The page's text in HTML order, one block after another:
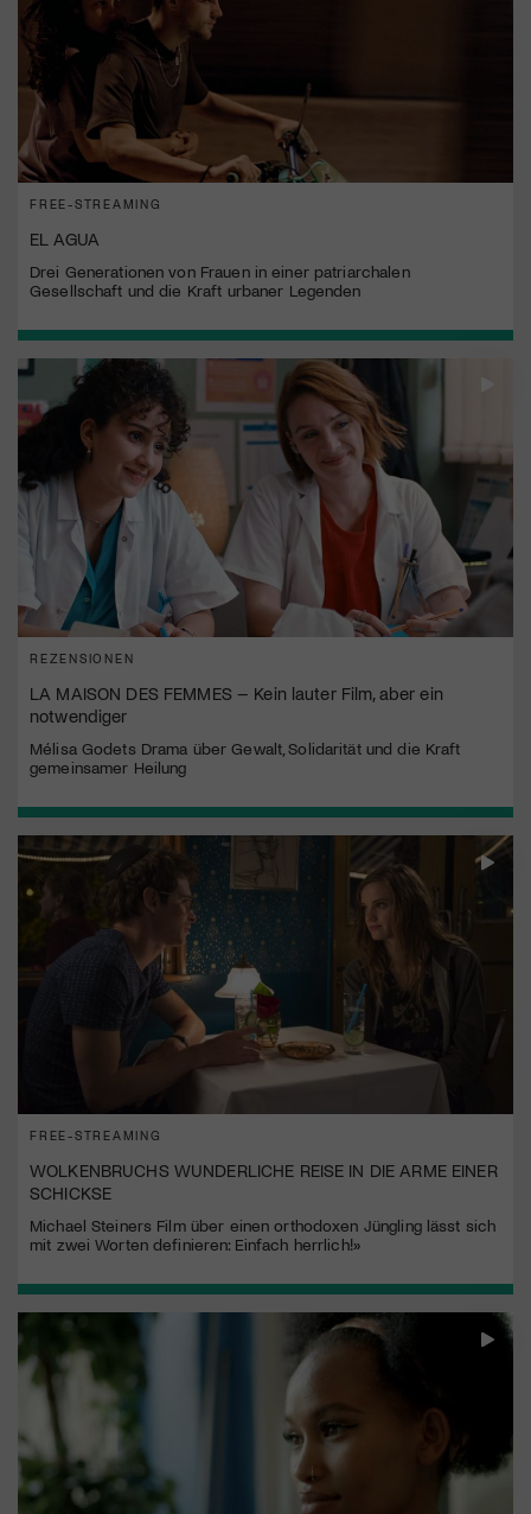
FREE-STREAMING
EL AGUA
Drei Generationen von Frauen in einer patriarchalen
Gesellschaft und die Kraft urbaner Legenden
REZENSIONEN
LA MAISON DES FEMMES – Kein lauter Film, aber ein
notwendiger
Mélisa Godets Drama über Gewalt, Solidarität und die Kraft
gemeinsamer Heilung
FREE-STREAMING
WOLKENBRUCHS WUNDERLICHE REISE IN DIE ARME EINER
SCHICKSE
Michael Steiners Film über einen orthodoxen Jüngling lässt sich
mit zwei Worten definieren: Einfach herrlich!»